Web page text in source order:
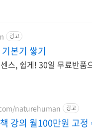
광고
본기 쌓기
스, 쉽게! 30일 무료반
naturehuman 광고
강의 월100만원 고정